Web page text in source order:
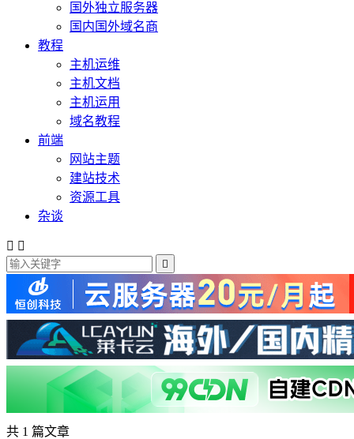
国外独立服务器
国内国外域名商
教程
主机运维
主机文档
主机运用
域名教程
前端
网站主题
建站技术
资源工具
杂谈
 

共 1 篇文章